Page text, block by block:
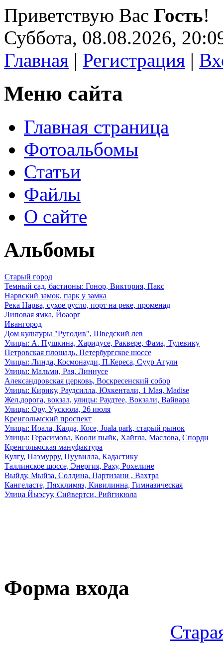
Приветствую Вас Гость!
Суббота, 08.08.2026,
Главная | Регистрация |
Меню сайта
Главная страница
Фотоальбомы
Статьи
Файлы
О сайте
Альбомы
Старый город
Темный сад, бастионы: Гонор, Виктория, Пакс
Нарвский замок, парк у замка
Река Нарва, сухое русло, порт на реке, променад
Липовая ямка, Йоаорг
Ивангород
Дом культуры "Ругодив", Шведский лев
Улицы: А. Пушкина, Харидусе, Раквере, Фама, Тулевику
Петровская плошадь, Петербургское шоссе
Улицы: Линда, Космонауди, П.Кереса, Суур Агули
Улицы: Мальми, Рая, Линнусе
Александровская церковь, Воскресенский собор
Улицы: Кирику, Раудсилла, Юхкентали, 1 Мая, Madise
Жел.дорога, вокзал, улицы: Раудтее, Вокзали, Вайвара
Улицы: Ору, Уускюла, 26 июля
Кренгольмский проспект
Улицы: Иоала, Калда, Косе, Joala park, старый рынок
Улицы: Герасимова, Кооли пыйк, Хайгла, Маслова, Спорди
Кренгольмская мануфактура
Кулгу, Паэмурру, Пуувилла, Кадастику
Таллинское шоссе, Энергия, Раху, Рохелине
Выйду, Мыйза, Солдина, Партизани , Вахтра
Кангеласте, Пяхклимяэ, Кивилинна, Гимназическая
Улица Йыэсуу, Сийвертси, Рийгикюла
Форма входа